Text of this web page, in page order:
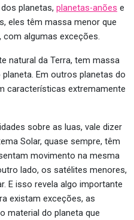
planetas, planetas-anões e
eles têm massa menor que
algumas exceções.
natural da Terra, tem massa
Em outros planetas do
características extremamente
sobre as luas, vale dizer
Solar, quase sempre, têm
movimento na mesma
lado, os satélites menores,
E isso revela algo importante
existam exceções, as
material do planeta que